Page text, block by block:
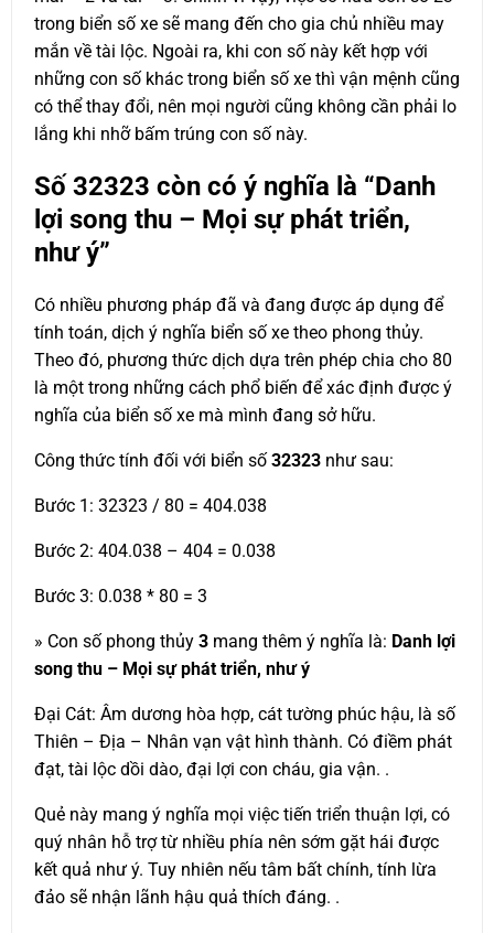
trong biển số xe sẽ mang đến cho gia chủ nhiều may
mắn về tài lộc. Ngoài ra, khi con số này kết hợp với
những con số khác trong biển số xe thì vận mệnh cũng
có thể thay đổi, nên mọi người cũng không cần phải lo
lắng khi nhỡ bấm trúng con số này.
Số 32323 còn có ý nghĩa là “Danh
lợi song thu – Mọi sự phát triển,
như ý”
Có nhiều phương pháp đã và đang được áp dụng để
tính toán, dịch ý nghĩa biển số xe theo phong thủy.
Theo đó, phương thức dịch dựa trên phép chia cho 80
là một trong những cách phổ biến để xác định được ý
nghĩa của biển số xe mà mình đang sở hữu.
Công thức tính đối với biển số32323 như sau:
Bước 1: 32323 / 80 = 404.038
Bước 2: 404.038 – 404 = 0.038
Bước 3: 0.038 * 80 = 3
» Con số phong thủy 3 mang thêm ý nghĩa là: Danh lợi
song thu – Mọi sự phát triển, như ý
Đại Cát: Âm dương hòa hợp, cát tường phúc hậu, là số
Thiên – Địa – Nhân vạn vật hình thành. Có điềm phát
đạt, tài lộc dồi dào, đại lợi con cháu, gia vận. .
Quẻ này mang ý nghĩa mọi việc tiến triển thuận lợi, có
quý nhân hỗ trợ từ nhiều phía nên sớm gặt hái được
kết quả như ý. Tuy nhiên nếu tâm bất chính, tính lừa
đảo sẽ nhận lãnh hậu quả thích đáng. .